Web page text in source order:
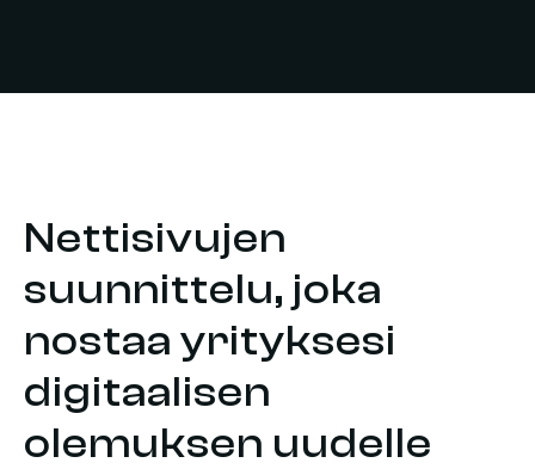
Nettisivujen
suunnittelu, joka
nostaa yrityksesi
digitaalisen
olemuksen uudelle